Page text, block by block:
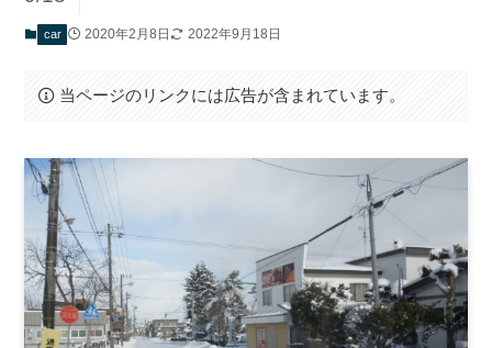
car 2020年2月8日 2022年9月18日
当ページのリンクには広告が含まれています。